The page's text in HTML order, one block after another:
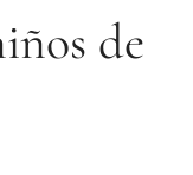
de